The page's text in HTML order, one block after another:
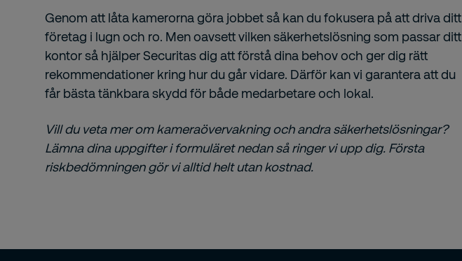
Genom att låta kamerorna göra jobbet så kan du fokusera på att driva ditt
företag i lugn och ro. Men oavsett vilken säkerhetslösning som passar ditt
kontor så hjälper Securitas dig att förstå dina behov och ger dig rätt
rekommendationer kring hur du går vidare. Därför kan vi garantera att du
får bästa tänkbara skydd för både medarbetare och lokal.
Vill du veta mer om kameraövervakning och andra säkerhetslösningar?
Lämna dina uppgifter i formuläret nedan så ringer vi upp dig. Första
riskbedömningen gör vi alltid helt utan kostnad.